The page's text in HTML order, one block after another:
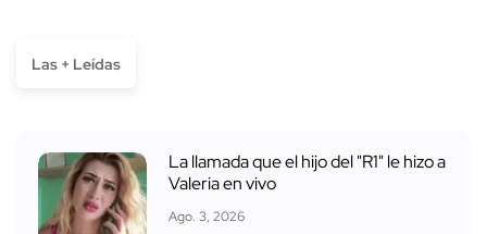
Las + Leídas
La llamada que el hijo del "R1" le hizo a
Valeria en vivo
Ago. 3, 2026